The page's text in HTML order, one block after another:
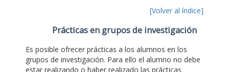
[Volver al índice]
Prácticas en grupos de investigación
Es posible ofrecer prácticas a los alumnos en los
grupos de investigación. Para ello el alumno no debe
estar realizando o haber realizado las prácticas